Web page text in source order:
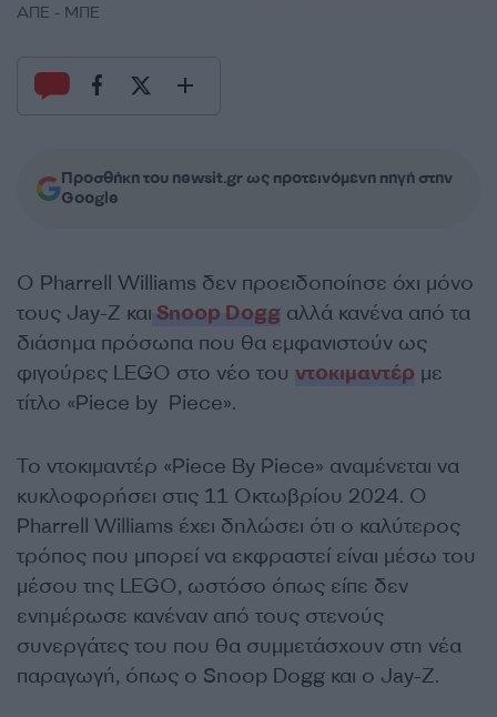
ΑΠΕ - ΜΠΕ
Προσθήκη του newsit.gr ως προτεινόμενη πηγή στην
Google
Ο Pharrell Williams δεν προειδοποίησε όχι μόνο
τους Jay-Z και Snoop Dogg αλλά κανένα από τα
διάσημα πρόσωπα που θα εμφανιστούν ως
φιγούρες LEGO στο νέο του ντοκιμαντέρ με
τίτλο «Piece by Piece».
Το ντοκιμαντέρ «Piece By Piece» αναμένεται να
κυκλοφορήσει στις 11 Οκτωβρίου 2024. Ο
Pharrell Williams έχει δηλώσει ότι ο καλύτερος
τρόπος που μπορεί να εκφραστεί είναι μέσω του
μέσου της LEGO, ωστόσο όπως είπε δεν
ενημέρωσε κανέναν από τους στενούς
συνεργάτες του που θα συμμετάσχουν στη νέα
παραγωγή, όπως ο Snoop Dogg και ο Jay-Z.